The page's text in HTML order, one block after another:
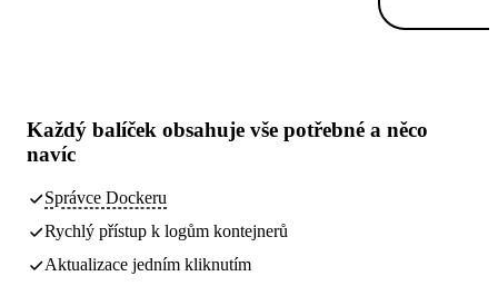
Každý balíček obsahuje vše potřebné a něco
navíc
Správce Dockeru
Rychlý přístup k logům kontejnerů
Aktualizace jedním kliknutím